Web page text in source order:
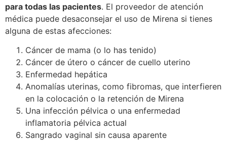
para todas las pacientes. El proveedor de atención
médica puede desaconsejar el uso de Mirena si tienes
alguna de estas afecciones:
Cáncer de mama (o lo has tenido)
Cáncer de útero o cáncer de cuello uterino
Enfermedad hepática
Anomalías uterinas, como fibromas, que interfieren
en la colocación o la retención de Mirena
Una infección pélvica o una enfermedad
inflamatoria pélvica actual
Sangrado vaginal sin causa aparente